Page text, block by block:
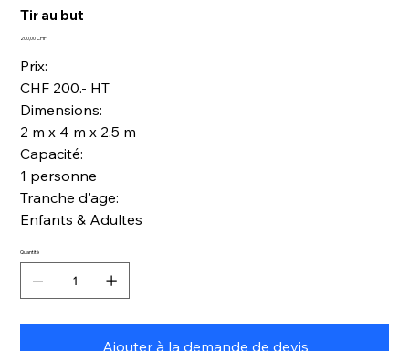
Tir au but
Prix
200,00 CHF
Prix:
CHF 200.- HT
Dimensions:
2 m x 4 m x 2.5 m
Capacité:
1 personne
Tranche d'age:
Enfants & Adultes
Quantité
Ajouter à la demande de devis